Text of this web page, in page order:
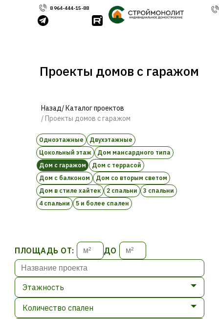
8 964-444-15-88
Проекты домов с гаражом
Назад/ Каталог проектов
/ Проекты домов с гаражом
Одноэтажные
Двухэтажные
Цокольный этаж
Дом мансардного типа
Дом с гаражом
Дом с террасой
Дом с балконом
Дом со вторым светом
Дом в стиле хайтек
2 спальни
3 спальни
4 спальни
5 и более спален
ПЛОЩАДЬ ОТ: ДО
Этажность
Количество спален